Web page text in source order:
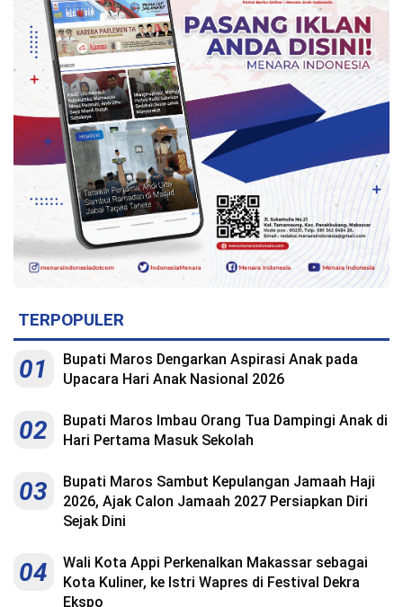
TERPOPULER
01
Bupati Maros Dengarkan Aspirasi Anak pada
Upacara Hari Anak Nasional 2026
02
Bupati Maros Imbau Orang Tua Dampingi Anak di
Hari Pertama Masuk Sekolah
03
Bupati Maros Sambut Kepulangan Jamaah Haji
2026, Ajak Calon Jamaah 2027 Persiapkan Diri
Sejak Dini
04
Wali Kota Appi Perkenalkan Makassar sebagai
Kota Kuliner, ke Istri Wapres di Festival Dekra
Ekspo